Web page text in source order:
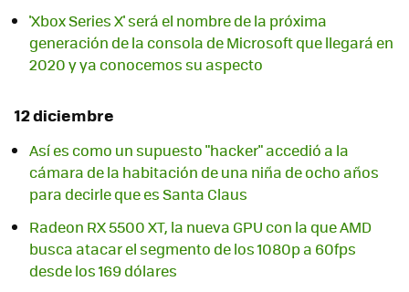
'Xbox Series X' será el nombre de la próxima
generación de la consola de Microsoft que llegará en
2020 y ya conocemos su aspecto
12 diciembre
Así es como un supuesto "hacker" accedió a la
cámara de la habitación de una niña de ocho años
para decirle que es Santa Claus
Radeon RX 5500 XT, la nueva GPU con la que AMD
busca atacar el segmento de los 1080p a 60fps
desde los 169 dólares